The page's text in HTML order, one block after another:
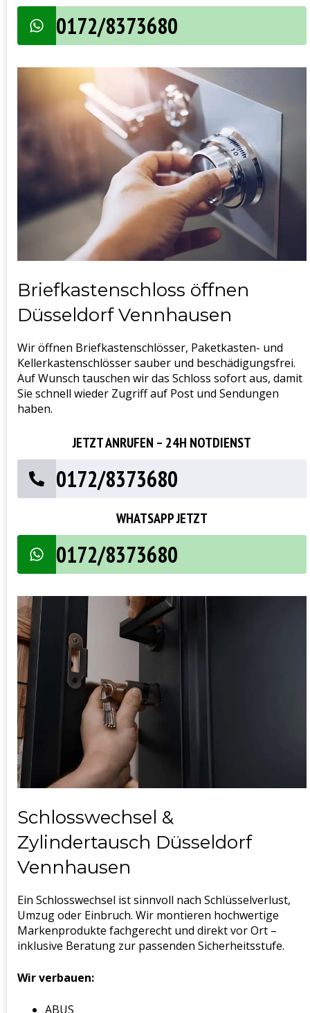
0172/8373680
Briefkastenschloss öffnen
Düsseldorf Vennhausen
Wir öffnen Briefkastenschlösser, Paketkasten- und
Kellerkastenschlösser sauber und beschädigungsfrei.
Auf Wunsch tauschen wir das Schloss sofort aus, damit
Sie schnell wieder Zugriff auf Post und Sendungen
haben.
JETZT ANRUFEN – 24H NOTDIENST
0172/8373680
WHATSAPP JETZT
0172/8373680
Schlosswechsel &
Zylindertausch Düsseldorf
Vennhausen
Ein Schlosswechsel ist sinnvoll nach Schlüsselverlust,
Umzug oder Einbruch. Wir montieren hochwertige
Markenprodukte fachgerecht und direkt vor Ort –
inklusive Beratung zur passenden Sicherheitsstufe.
Wir verbauen:
ABUS